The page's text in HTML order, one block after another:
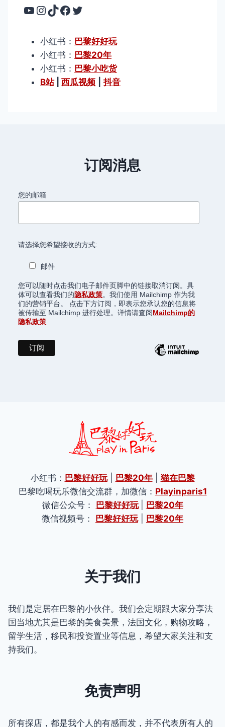
YouTube
Instagram
TikTok
Facebook
Twitter
小红书： 巴黎好好玩
小红书： 巴黎20年
小红书： 巴黎小吃货
B站| 西瓜视频 抖音
订阅消息
您的邮箱
请选择您希望接收的方式:
邮件
您可以随时点击我们电子邮件页脚中的链接取消订阅。具
体可以查看我们的隐私政策。我们使用 Mailchimp 作为我
们的营销平台。 点击下方订阅，即表示您承认您的信息将
被传输至 Mailchimp 进行处理。详情请查阅Mailchimp的
隐私政策
小红书： 巴黎好好玩| 巴黎20年| 猫在巴黎
巴黎吃喝玩乐微信交流群，加微信： Playinparis1
微信公众号： 巴黎好好玩
巴黎20年
微信视频号： 巴黎好好玩| 巴黎20年
关于我们
我们是定居在巴黎的小伙伴。我们会定期跟大家分享法
国当地尤其是巴黎的美食美景，法国文化，购物攻略，
留学生活，移民和投资置业等信息，希望大家关注和支
持我们。
免责声明
所有探店，都是我个人的有感而发，并不代表所有人的